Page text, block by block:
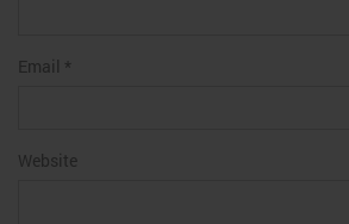
Email *
Website